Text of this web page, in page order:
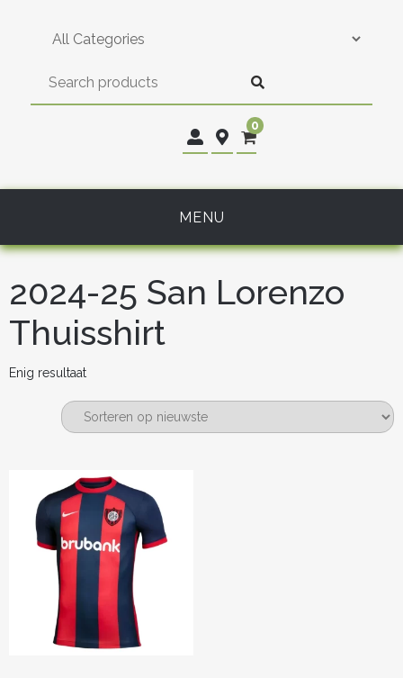
0
MENU
2024-25 San Lorenzo
Thuisshirt
Enig resultaat